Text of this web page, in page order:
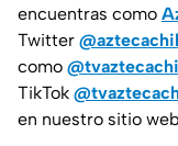
encuentras como
Twitter
como
TikTok
en nuestro sitio web